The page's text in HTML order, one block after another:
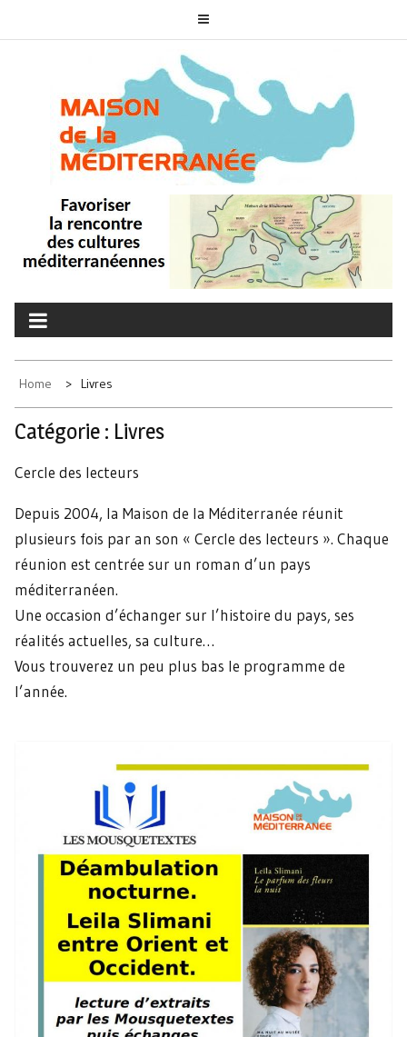
MAISON DE LA
MÉDITERRANÉE
Home Livres
Catégorie : Livres
Cercle des lecteurs
Depuis 2004, la Maison de la Méditerranée réunit
plusieurs fois par an son « Cercle des lecteurs ». Chaque
réunion est centrée sur un roman d’un pays
méditerranéen.
Une occasion d’échanger sur l’histoire du pays, ses
réalités actuelles, sa culture…
Vous trouverez un peu plus bas le programme de
l’année.